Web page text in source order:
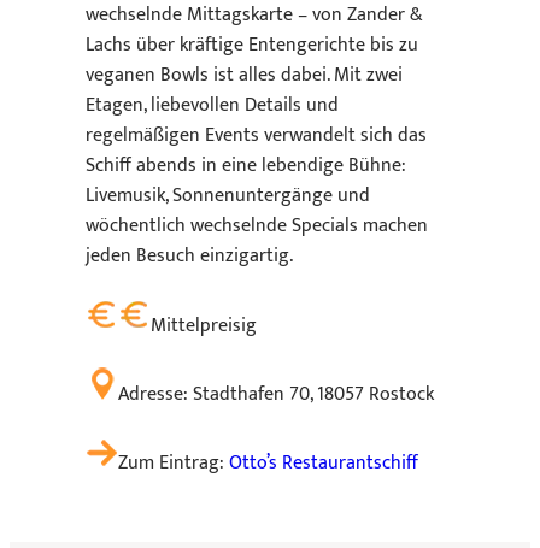
wechselnde Mittagskarte – von Zander &
Lachs über kräftige Entengerichte bis zu
veganen Bowls ist alles dabei. Mit zwei
Etagen, liebevollen Details und
regelmäßigen Events verwandelt sich das
Schiff abends in eine lebendige Bühne:
Livemusik, Sonnenuntergänge und
wöchentlich wechselnde Specials machen
jeden Besuch einzigartig.
Adresse: Stadthafen 70, 18057 Rostock
Zum Eintrag:Otto’s Restaurantschiff
Mittelpreisig